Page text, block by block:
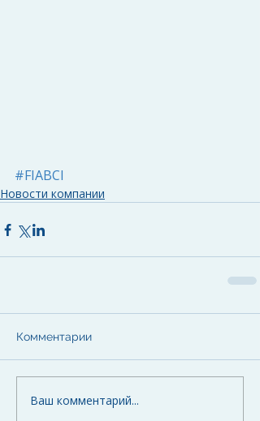
#FIABCI
Новости компании
Комментарии
Ваш комментарий...